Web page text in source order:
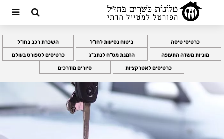
כרטיסי טיסה ביטוח נסיעות לחו”ל השכרת רכב בחו”ל
מוניות משדה התעופה הזמנת מט”ח לנתב”ג כרטיסים לספורט בעולם
כרטיסים לאטרקציות סיורים מודרכים